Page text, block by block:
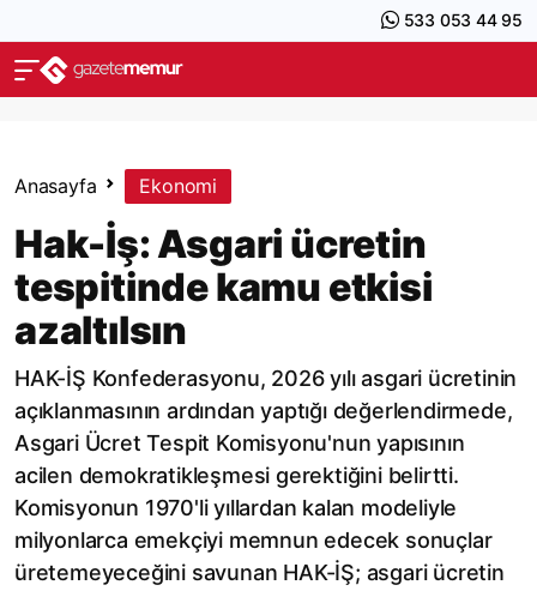
533 053 44 95
Anasayfa Ekonomi
Hak-İş: Asgari ücretin
tespitinde kamu etkisi
azaltılsın
HAK-İŞ Konfederasyonu, 2026 yılı asgari ücretinin
açıklanmasının ardından yaptığı değerlendirmede,
Asgari Ücret Tespit Komisyonu'nun yapısının
acilen demokratikleşmesi gerektiğini belirtti.
Komisyonun 1970'li yıllardan kalan modeliyle
milyonlarca emekçiyi memnun edecek sonuçlar
üretemeyeceğini savunan HAK-İŞ; asgari ücretin